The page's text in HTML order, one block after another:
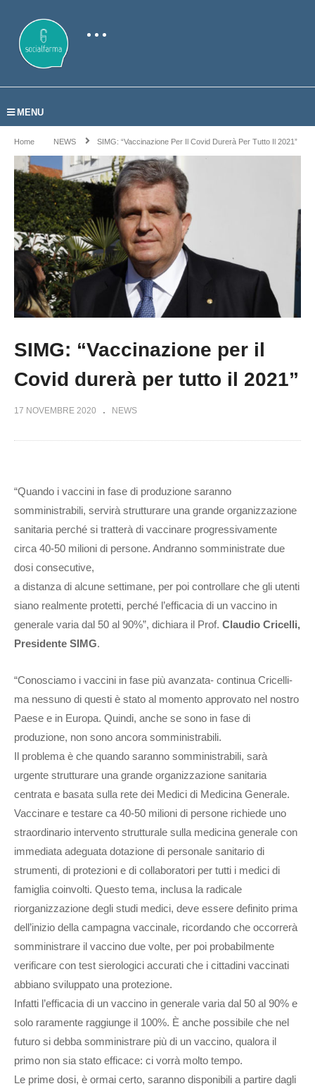
MENU
Home NEWS SIMG: “Vaccinazione Per Il Covid Durerà Per Tutto Il 2021”
SIMG: “Vaccinazione per il
Covid durerà per tutto il 2021”
17 NOVEMBRE 2020 NEWS
“Quando i vaccini in fase di produzione saranno
somministrabili, servirà strutturare una grande organizzazione
sanitaria perché si tratterà di vaccinare progressivamente
circa 40-50 milioni di persone. Andranno somministrate due
dosi consecutive,
a distanza di alcune settimane, per poi controllare che gli utenti
siano realmente protetti, perché l’efficacia di un vaccino in
generale varia dal 50 al 90%”, dichiara il Prof. Claudio Cricelli,
Presidente SIMG.
“Conosciamo i vaccini in fase più avanzata- continua Cricelli-
ma nessuno di questi è stato al momento approvato nel nostro
Paese e in Europa. Quindi, anche se sono in fase di
produzione, non sono ancora somministrabili.
Il problema è che quando saranno somministrabili, sarà
urgente strutturare una grande organizzazione sanitaria
centrata e basata sulla rete dei Medici di Medicina Generale.
Vaccinare e testare ca 40-50 milioni di persone richiede uno
straordinario intervento strutturale sulla medicina generale con
immediata adeguata dotazione di personale sanitario di
strumenti, di protezioni e di collaboratori per tutti i medici di
famiglia coinvolti. Questo tema, inclusa la radicale
riorganizzazione degli studi medici, deve essere definito prima
dell’inizio della campagna vaccinale, ricordando che occorrerà
somministrare il vaccino due volte, per poi probabilmente
verificare con test sierologici accurati che i cittadini vaccinati
abbiano sviluppato una protezione.
Infatti l’efficacia di un vaccino in generale varia dal 50 al 90% e
solo raramente raggiunge il 100%. È anche possibile che nel
futuro si debba somministrare più di un vaccino, qualora il
primo non sia stato efficace: ci vorrà molto tempo.
Le prime dosi, è ormai certo, saranno disponibili a partire dagli